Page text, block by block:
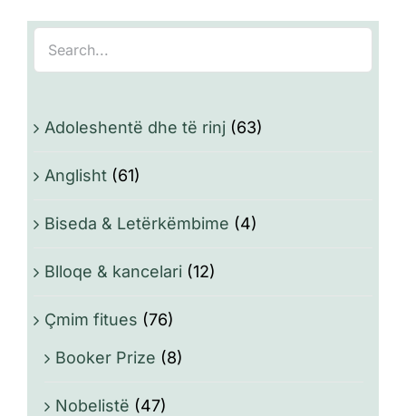
Adoleshentë dhe të rinj (63)
Anglisht (61)
Biseda & Letërkëmbime (4)
Blloqe & kancelari (12)
Çmim fitues (76)
Booker Prize (8)
Nobelistë (47)